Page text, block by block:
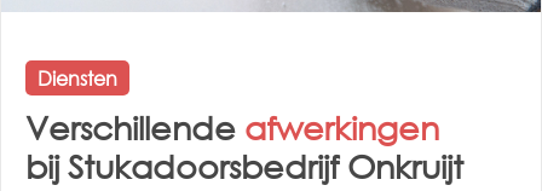
Diensten
Verschillende afwerkingen
bij Stukadoorsbedrijf Onkruijt